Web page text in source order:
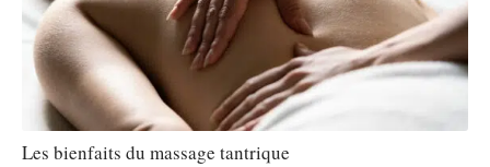
Les bienfaits du massage tantrique